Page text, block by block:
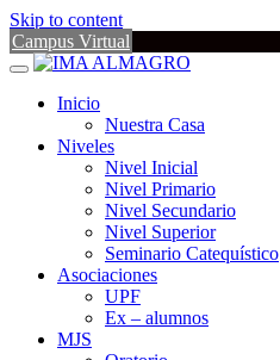
Skip to content
Campus Virtual
Inicio
Nuestra Casa
Niveles
Nivel Inicial
Nivel Primario
Nivel Secundario
Nivel Superior
Seminario Catequístico
Asociaciones
UPF
Ex – alumnos
MJS